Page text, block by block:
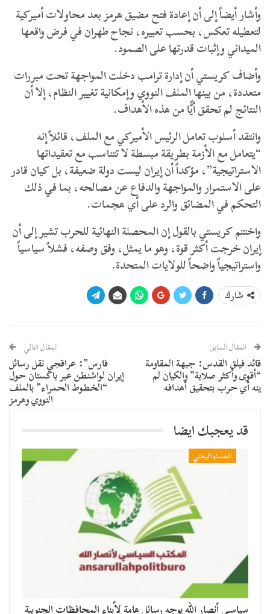
وأشار أيضاً إلى أن إعادة فتح مضيق هرمز بعد محاولات أميركية
لتعطيله تعكس، بحسب تعبيره، نجاح طهران في فرض واقعها
الميداني وإثبات قدرتها على الصمود.
وأضاف كريستي أن إدارة ترامب دخلت المواجهة تحت مبررات
متعددة، من بينها الملف النووي وإمكانية تغيير النظام، إلا أن
النتائج لم تحقق أيًّا من هذه الأهداف.
وانتقد أسلوب تعامل الرئيس الأميركي مع الملف، قائلاً إنه
“يتعامل مع الأزمة بطريقة مبسطة لا تتناسب مع تعقيداتها
الاستراتيجية”، مؤكداً أن إيران ليست دولة ضعيفة، بل كيان قادر
على الاستمرار والمواجهة والدفاع عن مصالحه، بما في ذلك
التحكم في المضائق والرد على أي هجمات.
واختتم كريستي بالقول إن المحصلة النهائية للحرب تشير إلى أن
إيران خرجت أكثر قوة، وهو ما يمثل، وفق وصفه، فشلاً سياسياً
واستراتيجياً واضحاً للولايات المتحدة.
شارك
المقال السابق
قائد فيلق القدس: جبهة المقاومة
“أقوى وأكثر صلابة” والكيان لم
ينه أي حرب بتحقيق أهدافه
المقال التالي
فارس”: عراقجي نقل رسائل
إيران لواشنطن عبر باكستان حول
“الخطوط الحمراء” بالملف
النووي وهرمز
قد يعجبك ايضا
المساء اليمني
سياسي أنصار الله يوجه رسائل هامة لأبناء المحافظات الجنوبية